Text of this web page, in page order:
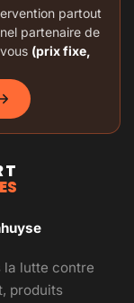
partout
partenaire de
(prix fixe,
la lutte contre
produits